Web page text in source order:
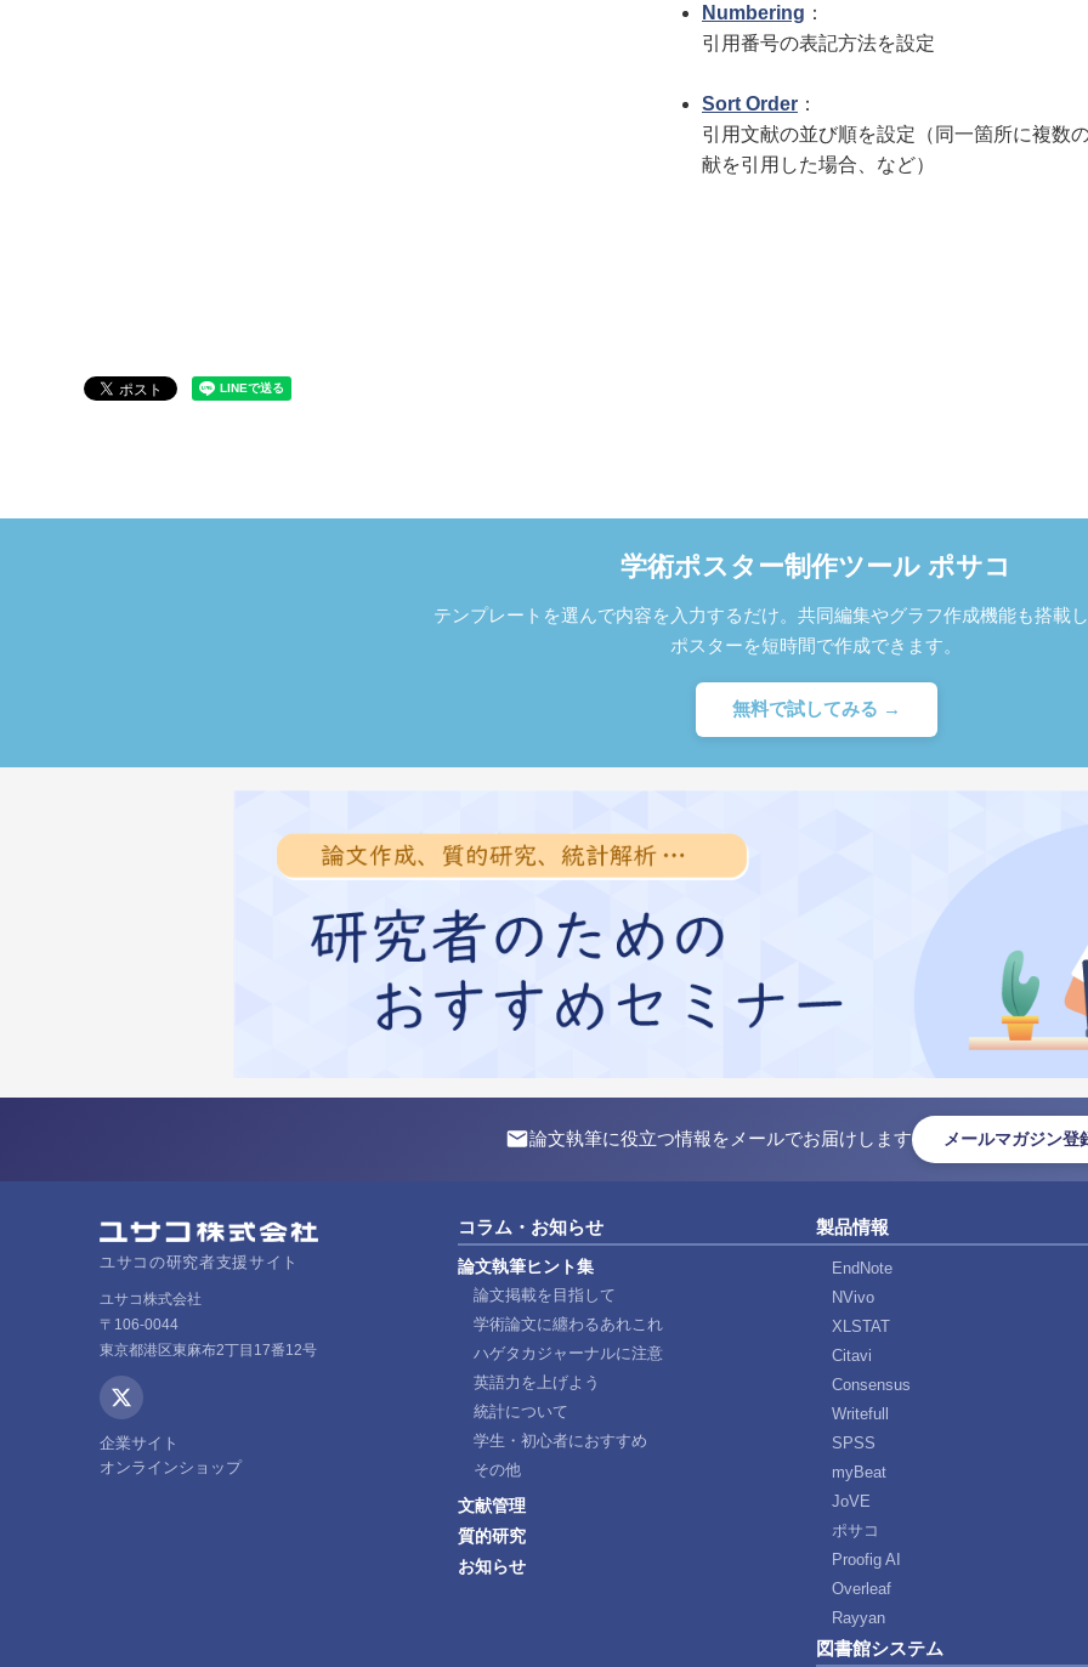
Numbering ：
引用番号の表記方法を設定
Sort Order ：
引用文献の並び順を設定（同一箇所に複数
献を引用した場合、など）
学術ポスター制作ツール ポサコ
テンプレートを選んで内容を入力するだけ。共同編集やグラフ作成機能も搭載
ポスターを短時間で作成できます。
無料で試してみる →
論文執筆に役立つ情報をメールでお届けします メールマガジン登
ユサコの研究者支援サイト
ユサコ株式会社
〒106-0044
東京都港区東麻布2丁目17番12号
企業サイト
オンラインショップ
コラム・お知らせ
論文執筆ヒント集
論文掲載を目指して
学術論文に纏わるあれこれ
ハゲタカジャーナルに注意
英語力を上げよう
統計について
学生・初心者におすすめ
その他
文献管理
質的研究
お知らせ
製品情報
EndNote
NVivo
XLSTAT
Citavi
Consensus
Writefull
SPSS
myBeat
JoVE
ポサコ
Proofig AI
Overleaf
Rayyan
図書館システム